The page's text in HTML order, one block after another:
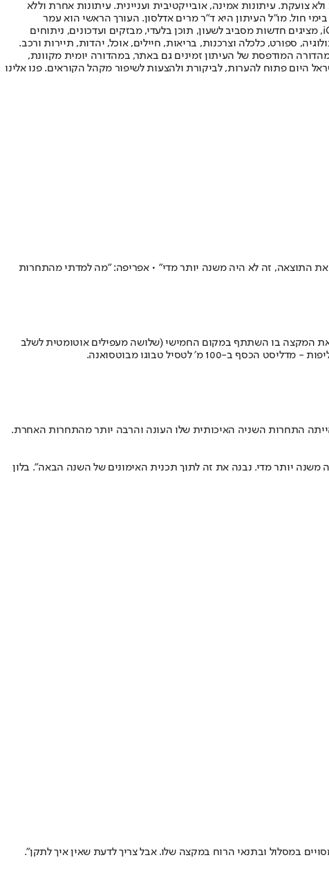
צועקת. עיתונות אמינה, אובייקטיבית ועניינית. עיתונות אחרת וללא
שיעור החשיפה הגבוה ביותר בימי חול. מו"ל העיתון היא ד"ר מרים אדלסון. העורך הראשי הוא עמר
לחמנוביץ, והעורך המייסד הוא עמוס רגב. אתרי האינטרנט של "ישראל היום" בעברית ובאנגלית, כמו כן היישומונים (אפליקציות) לאנדרואיד ול-iOS, מציגים חדשות מסביב לשעון, תוכן בלעדי, מבזקים ועדכונים, ניתוחים
ספורט, כלכלה וצרכנות, בריאות, חיילים, אוכל, יהדות, תיירות ורכב.
המודפסת של העיתון זמינים גם באתר, במהדורה יומית מקוונת,
היום פתוח להערות, לביקורת ולהצעות לשיפור מקהל הקוראים. פנו אלינו
"גם אם במקרה היינו משיגים את התוצאה, זה לא היה משנה יותר מדי" • אפריפה: "מה למדתי מהתחרות
את המקצה בו השתתף במקום החמישי (שלושה מעפילים אוטומטית לשלב
התחרות השניה האיכותית שלו העונה והרבה יותר מהתחרות האחרת.
משנה יותר מדי. נבנה את זה לתוך תכנית האימונים של השנה הבאה". בלון